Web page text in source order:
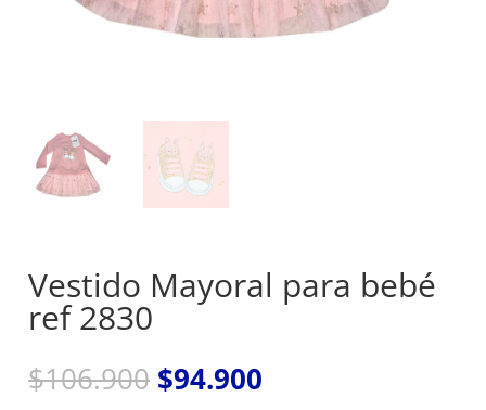
Vestido Mayoral para bebé
ref 2830
$106.900 El
$94.900